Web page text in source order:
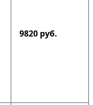
9820 руб.